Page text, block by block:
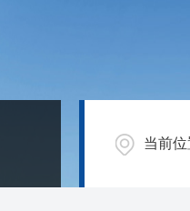
当前